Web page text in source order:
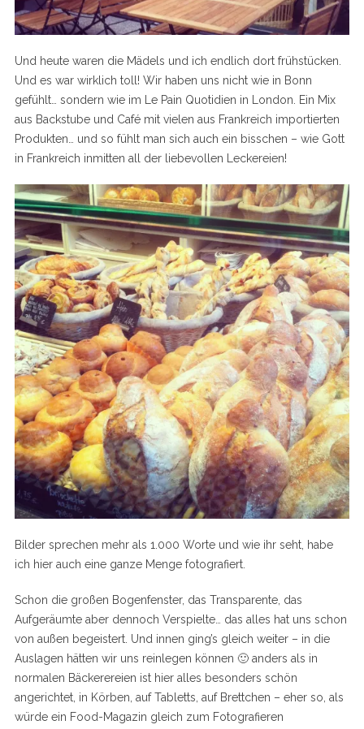
Und heute waren die Mädels und ich endlich dort frühstücken.
Und es war wirklich toll! Wir haben uns nicht wie in Bonn
gefühlt… sondern wie im Le Pain Quotidien in London. Ein Mix
aus Backstube und Café mit vielen aus Frankreich importierten
Produkten… und so fühlt man sich auch ein bisschen – wie Gott
in Frankreich inmitten all der liebevollen Leckereien!
Bilder sprechen mehr als 1.000 Worte und wie ihr seht, habe
ich hier auch eine ganze Menge fotografiert.
Schon die großen Bogenfenster, das Transparente, das
Aufgeräumte aber dennoch Verspielte… das alles hat uns schon
von außen begeistert. Und innen ging’s gleich weiter – in die
Auslagen hätten wir uns reinlegen können 🙂 anders als in
normalen Bäckerereien ist hier alles besonders schön
angerichtet, in Körben, auf Tabletts, auf Brettchen – eher so, als
würde ein Food-Magazin gleich zum Fotografieren